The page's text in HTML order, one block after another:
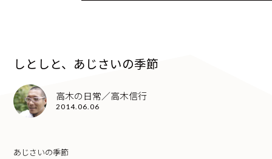
しとしと、あじさいの季節
高木の日常／高木信行
2014.06.06
あじさいの季節